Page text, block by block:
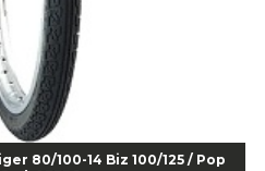
03078
11" - Corneta - Cod 03113
00133
- Cod 00517
80/100-14 Biz 100/125 / Pop